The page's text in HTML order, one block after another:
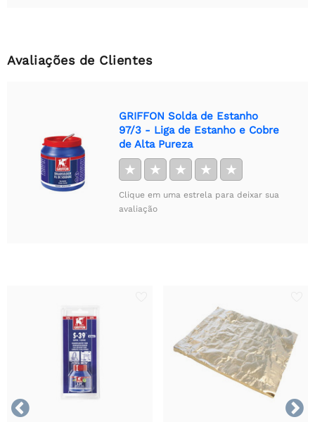
Avaliações de Clientes
GRIFFON Solda de Estanho
97/3 - Liga de Estanho e Cobre
de Alta Pureza
★ ★ ★ ★ ★
Clique em uma estrela para deixar sua
avaliação

